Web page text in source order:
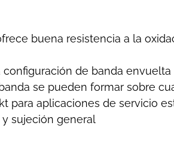
buena resistencia a la
configuración de banda
se pueden formar sobre
para aplicaciones de servicio
sujeción general